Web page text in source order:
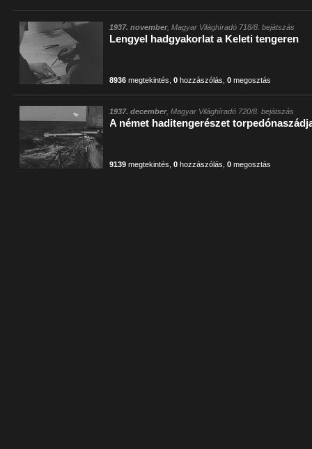
1937. november, Magyar Világhíradó 718/8. bejátszás
Lengyel hadgyakorlat a Keleti tengeren
8936 megtekintés ,0 hozzászólás ,0 megosztás
1937. december, Magyar Világhíradó 720/8. bejátszás
A német haditengerészet
9139 megtekintés ,0 hozzászólás ,0 megosztás